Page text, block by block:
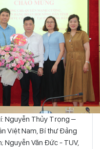
Nguyễn Thủy Trọng –
Việt Nam, Bí thư Đảng
Nguyễn Văn Đức - TUV,